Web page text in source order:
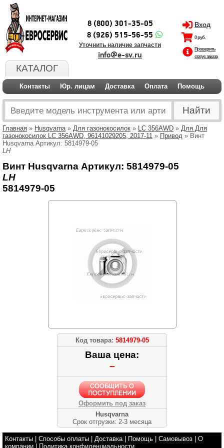
КАТАЛОГ
8 (800) 301-35-05
8 (926) 515-56-55
Уточнить наличие запчасти
info@e-sv.ru
Вход
0 руб.
Проверить
статус заказа
Контакты Юр. лицам Доставка Оплата Помощь
Главная » Husqvarna» Для газонокосилок » LC 356AWD » Для Для
газонокосилок LC 356AWD, 96141029205, 2017-11 » Привод » Винт
Husqvarna Артикул: 5814979-05
LH
Винт Husqvarna Артикул: 5814979-05
LH
5814979-05
Код товара: 5814979-05
Ваша цена:
–
Оформить под заказ
Husqvarna
Срок отгрузки: 2-3 месяца
Контакты Способы оплаты Доставка| Помощь Самовывоз
О
компании
Политика конфиденциальности